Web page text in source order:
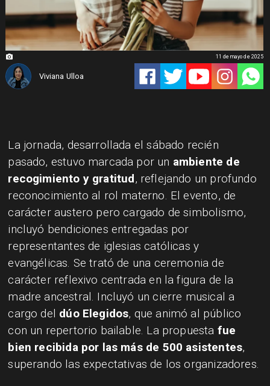
Viviana Ulloa
11 de mayo de 2025
La jornada, desarrollada el sábado recién
pasado, estuvo marcada por un ambiente de
recogimiento y gratitud, reflejando un profundo
reconocimiento al rol materno. El evento, de
carácter austero pero cargado de simbolismo,
incluyó bendiciones entregadas por
representantes de iglesias católicas y
evangélicas. Se trató de una ceremonia de
carácter reflexivo centrada en la figura de la
madre ancestral. Incluyó un cierre musical a
cargo del dúo Elegidos, que animó al público
con un repertorio bailable. La propuesta fue
bien recibida por las más de 500 asistentes,
superando las expectativas de los organizadores.